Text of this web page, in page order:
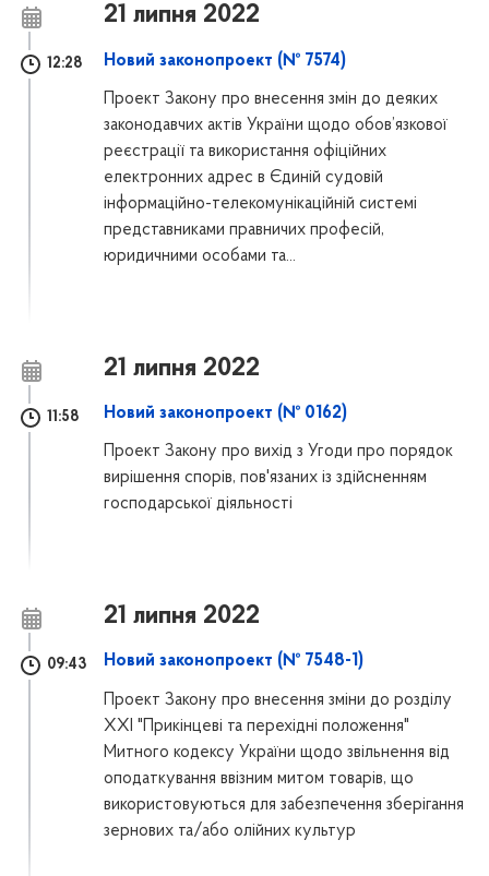
21 липня 2022
12:28 Новий законопроект (№ 7574)
Проект Закону про внесення змін до деяких
законодавчих актів України щодо обов’язкової
реєстрації та використання офіційних
електронних адрес в Єдиній судовій
інформаційно-телекомунікаційній системі
представниками правничих професій,
юридичними особами та...
21 липня 2022
11:58 Новий законопроект (№ 0162)
Проект Закону про вихід з Угоди про порядок
вирішення спорів, пов'язаних із здійсненням
господарської діяльності
21 липня 2022
09:43 Новий законопроект (№ 7548-1)
Проект Закону про внесення зміни до розділу
XXІ "Прикінцеві та перехідні положення"
Митного кодексу України щодо звільнення від
оподаткування ввізним митом товарів, що
використовуються для забезпечення зберігання
зернових та/або олійних культур